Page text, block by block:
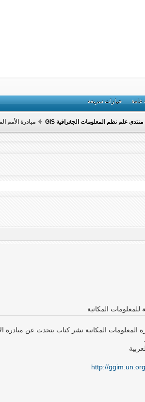
عامة خيارات سريعة
منتدى علم نظم المعلومات الجغرافية GIS مبادرة الأمم
للمعلومات المكانية
المعلومات المكانية نشر كتاب يتحدث عن مبادرة
http://